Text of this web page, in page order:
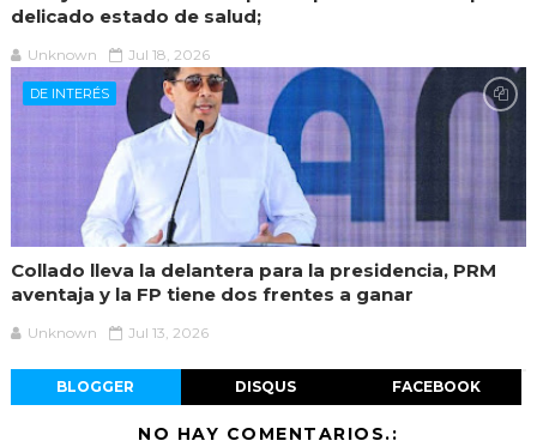
delicado estado de salud;
Unknown Jul 18, 2026
DE INTERÉS
Collado lleva la delantera para la presidencia, PRM
aventaja y la FP tiene dos frentes a ganar
Unknown Jul 13, 2026
BLOGGER DISQUS FACEBOOK
NO HAY COMENTARIOS.: